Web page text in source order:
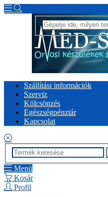
Szállítási információk
Szerviz
Kölcsönzés
Egészségpénztár
Kapcsolat
Menü
Kosár
Profil